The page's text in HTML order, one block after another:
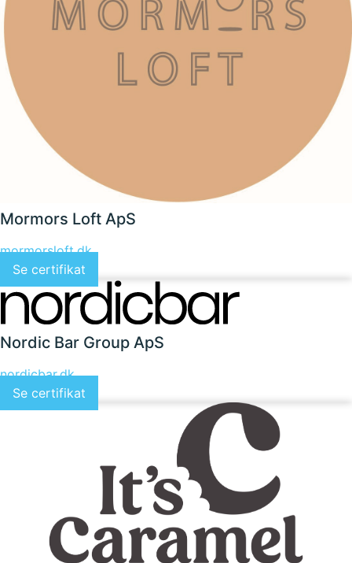
Mormors Loft ApS
mormorsloft.dk
Se certifikat
Nordic Bar Group ApS
nordicbar.dk
Se certifikat